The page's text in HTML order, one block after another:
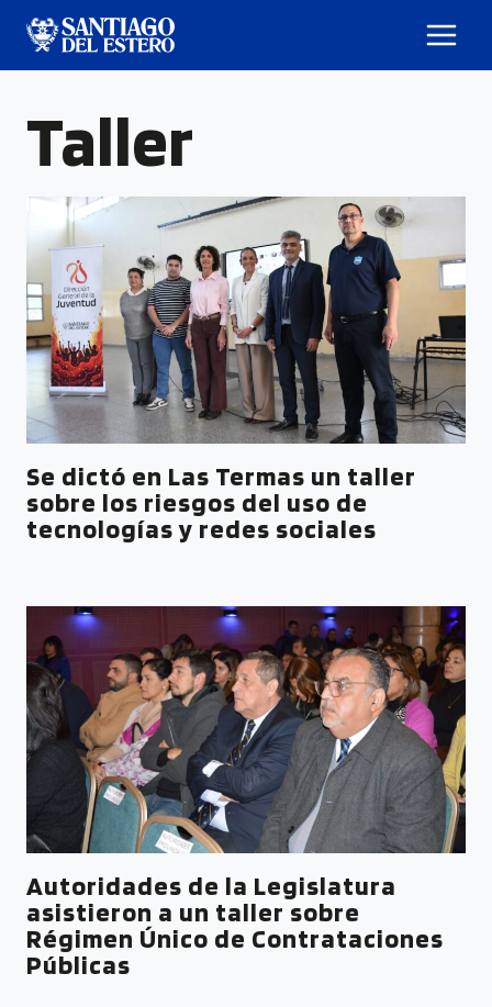
Taller
Se dictó en Las Termas un taller
sobre los riesgos del uso de
tecnologías y redes sociales
Autoridades de la Legislatura
asistieron a un taller sobre
Régimen Único de Contrataciones
Públicas